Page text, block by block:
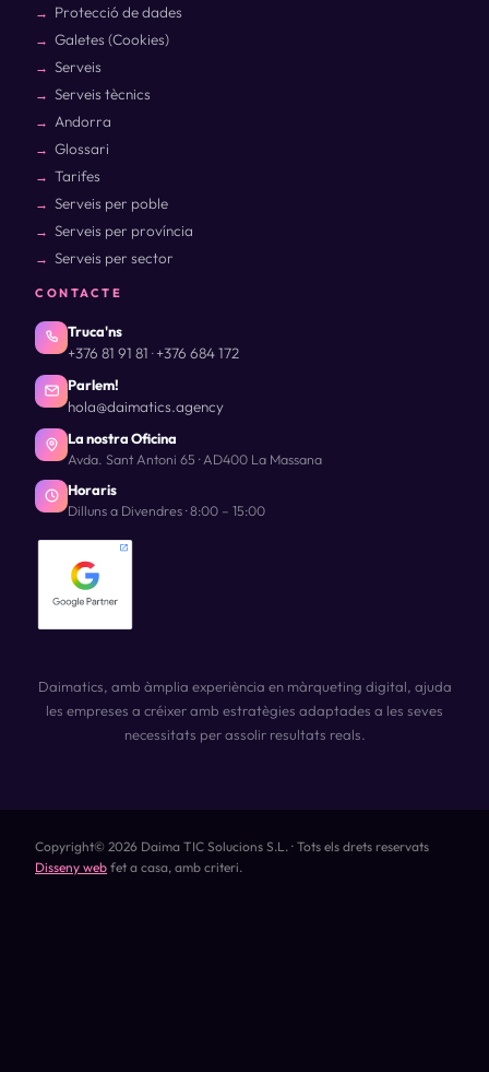
Protecció de dades
Galetes (Cookies)
Serveis
Serveis tècnics
Andorra
Glossari
Tarifes
Serveis per poble
Serveis per província
Serveis per sector
CONTACTE
Truca'ns
+376 81 91 81 ·+376 684 172
Parlem!
hola@daimatics.agency
La nostra Oficina
Avda. Sant Antoni 65 · AD400 La Massana
Horaris
Dilluns a Divendres · 8:00 – 15:00
Daimatics, amb àmplia experiència en màrqueting digital, ajuda
les empreses a créixer amb estratègies adaptades a les seves
necessitats per assolir resultats reals.
Copyright© 2026 Daima TIC Solucions S.L. · Tots els drets reservats
Disseny web fet a casa, amb criteri.